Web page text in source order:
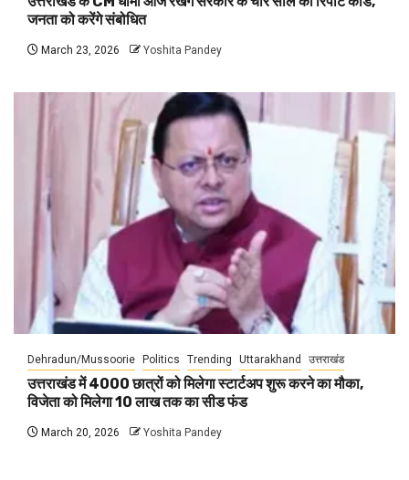
जनता को करेंगे संबोधित
March 23, 2026 Yoshita Pandey
Dehradun/Mussoorie Politics Trending Uttarakhand उत्तराखंड
उत्तराखंड में 4000 छात्रों को मिलेगा स्टार्टअप शुरू करने का मौका,
विजेता को मिलेगा 10 लाख तक का सीड फंड
March 20, 2026 Yoshita Pandey